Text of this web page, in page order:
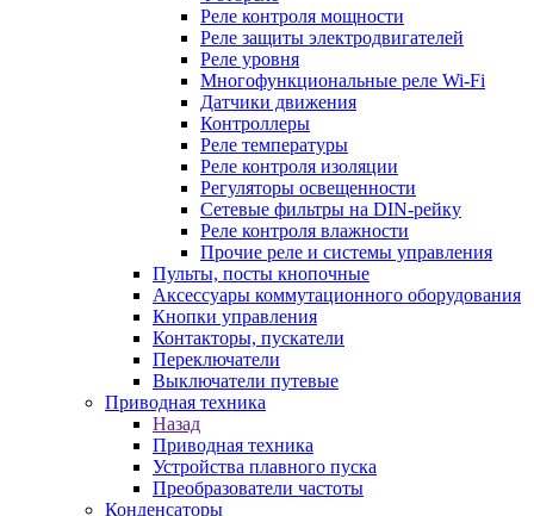
Реле контроля мощности
Реле защиты электродвигателей
Реле уровня
Многофункциональные реле Wi-Fi
Датчики движения
Контроллеры
Реле температуры
Реле контроля изоляции
Регуляторы освещенности
Сетевые фильтры на DIN-рейку
Реле контроля влажности
Прочие реле и системы управления
Пульты, посты кнопочные
Аксессуары коммутационного оборудования
Кнопки управления
Контакторы, пускатели
Переключатели
Выключатели путевые
Приводная техника
Назад
Приводная техника
Устройства плавного пуска
Преобразователи частоты
Конденсаторы